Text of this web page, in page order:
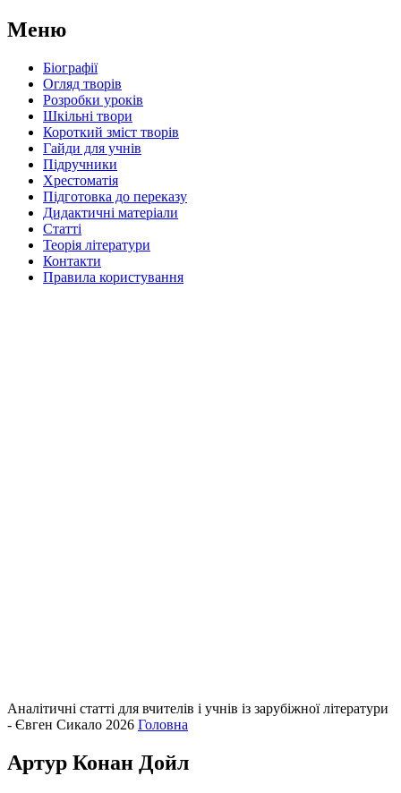
Меню
Біографії
Огляд творів
Розробки уроків
Шкільні твори
Короткий зміст творів
Гайди для учнів
Підручники
Хрестоматія
Підготовка до переказу
Дидактичні матеріали
Статті
Теорія літератури
Контакти
Правила користування
Аналітичні статті для вчителів і учнів із зарубіжної літератури
- Євген Сикало 2026 Головна
Артур Конан Дойл